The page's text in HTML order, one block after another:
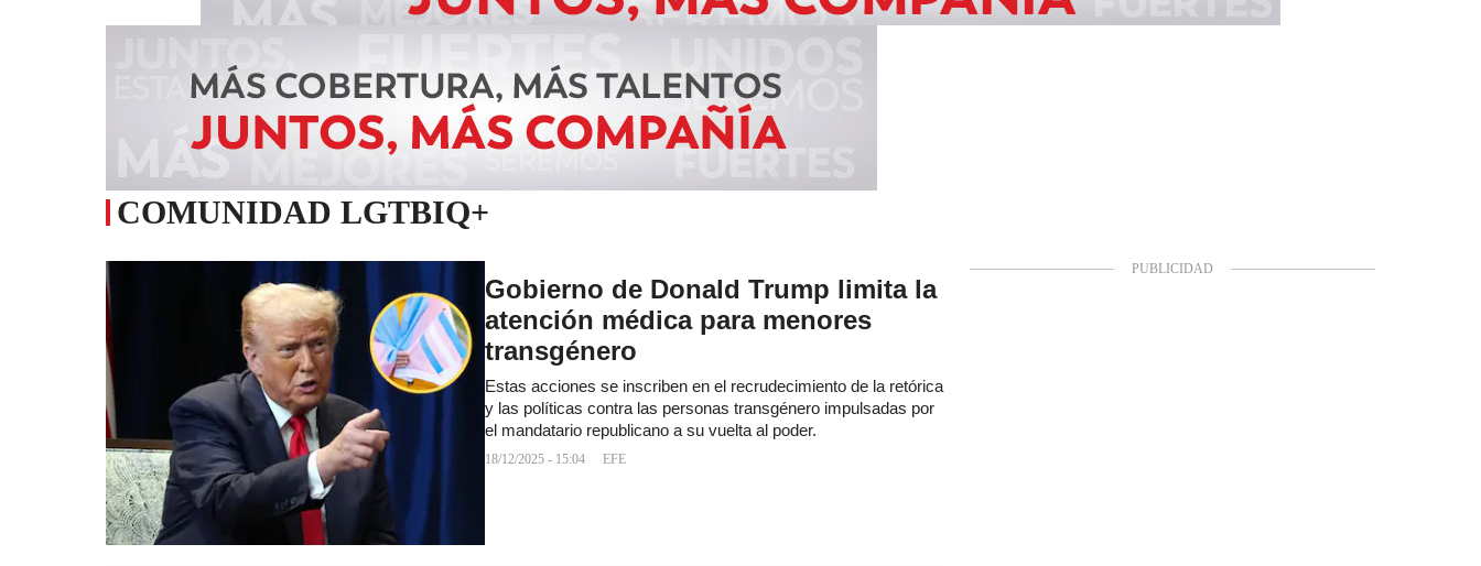
COMUNIDAD LGTBIQ+
Gobierno de Donald Trump limita la
atención médica para menores
transgénero
Estas acciones se inscriben en el recrudecimiento de la retórica
y las políticas contra las personas transgénero impulsadas por
el mandatario republicano a su vuelta al poder.
18/12/2025 - 15:04 EFE